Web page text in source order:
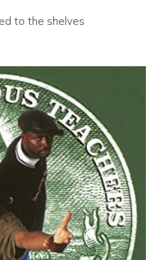
to the shelves